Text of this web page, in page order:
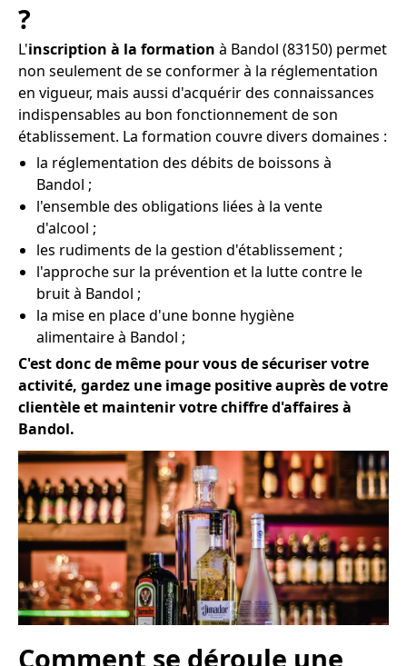
?
L'inscription à la formation à Bandol (83150) permet
non seulement de se conformer à la réglementation
en vigueur, mais aussi d'acquérir des connaissances
indispensables au bon fonctionnement de son
établissement. La formation couvre divers domaines :
la réglementation des débits de boissons à
Bandol ;
l'ensemble des obligations liées à la vente
d'alcool ;
les rudiments de la gestion d'établissement ;
l'approche sur la prévention et la lutte contre le
bruit à Bandol ;
la mise en place d'une bonne hygiène
alimentaire à Bandol ;
C'est donc de même pour vous de sécuriser votre
activité, gardez une image positive auprès de votre
clientèle et maintenir votre chiffre d'affaires à
Bandol.
Comment se déroule une